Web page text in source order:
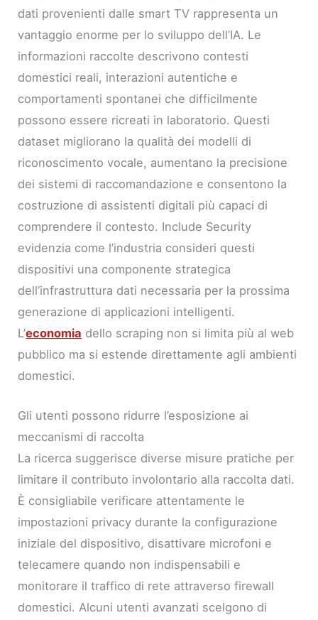
dati provenienti dalle smart TV rappresenta un
vantaggio enorme per lo sviluppo dell’IA. Le
informazioni raccolte descrivono contesti
domestici reali, interazioni autentiche e
comportamenti spontanei che difficilmente
possono essere ricreati in laboratorio. Questi
dataset migliorano la qualità dei modelli di
riconoscimento vocale, aumentano la precisione
dei sistemi di raccomandazione e consentono la
costruzione di assistenti digitali più capaci di
comprendere il contesto. Include Security
evidenzia come l’industria consideri questi
dispositivi una componente strategica
dell’infrastruttura dati necessaria per la prossima
generazione di applicazioni intelligenti.
L’economia dello scraping non si limita più al web
pubblico ma si estende direttamente agli ambienti
domestici.
Gli utenti possono ridurre l’esposizione ai
meccanismi di raccolta
La ricerca suggerisce diverse misure pratiche per
limitare il contributo involontario alla raccolta dati.
È consigliabile verificare attentamente le
impostazioni privacy durante la configurazione
iniziale del dispositivo, disattivare microfoni e
telecamere quando non indispensabili e
monitorare il traffico di rete attraverso firewall
domestici. Alcuni utenti avanzati scelgono di